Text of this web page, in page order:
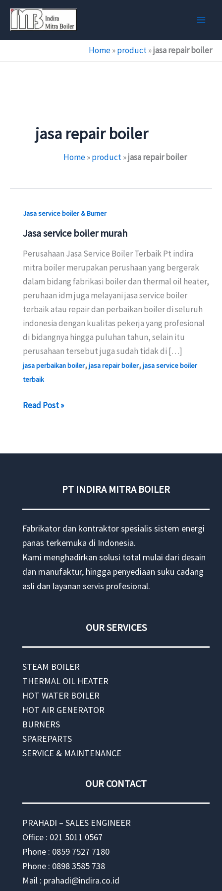
Skip
content
Home»product»jasa repair boiler
jasa repair boiler
Home»product»jasa repair boiler
Jasa service boiler & Burner
Jasa service boiler murah
Perusahaan Jasa Service Boiler Terbaik Pt indira
mitra boiler merupakan perushaan yang bergerak
dalam bidang fabrikasi boiler dan thermal oil heater,
peruhaan idm juga melayani jasa service boiler
terbaik atau repair dan perbaikan boiler di seluruh
indonesia dengan kualitas pekerja yang profesional
di bidangnya hingga puluhan tahun, selain itu
perusahaan tersebut juga sudah tidak di […]
jasa perbaikan boiler,jasa repair boiler,jasa service boiler
terbaik
Jasa
Read Post »
PT INDIRA MITRA BOILER
Fabrikator dan kontraktor spesialis sistem energi
panas terkemuka di Indonesia.
Kami menghadirkan solusi total mulai dari desain
dan manufaktur, hingga penyediaan suku cadang
asli dan layanan servis profesional.
OUR SERVICES
STEAM BOILER
THERMAL OIL HEATER
HOT WATER BOILER
HOT AIR GENERATOR
BURNERS
SPAREPARTS
SERVICE & MAINTENANCE
OUR CONTACT
PRAHADI – SALES ENGINEER
Office : 021 5011 0567
Phone : 0859 7527 7180
Phone : 0898 3585 738
Mail : prahadi@indira.co.id